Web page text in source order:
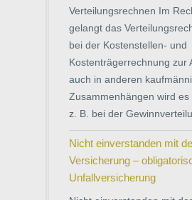
Verteilungsrechnen Im
gelangt das
bei der Kostenstellen- und
Kostenträgerrechnung zur
auch in anderen
Zusammenhängen wird es
z. B. bei der
Nicht einverstanden mit
Versicherung –
Unfallversicherung